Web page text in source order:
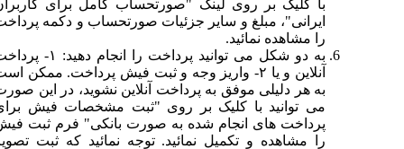
با کلیک بر روی لینک "صورتحساب کامل برای کاربران
ایرانی"، مبلغ و سایر جزئیات صورتحساب و دکمه پرداخت
را مشاهده نمائید.
به دو شکل می توانید پرداخت را انجام دهید: ۱- پرداخت
آنلاین و یا ۲- واریز وجه و ثبت فیش پرداخت. ممکن است
به هر دلیلی موفق به پرداخت آنلاین نشوید، در این صورت
می توانید با کلیک بر روی "ثبت مشخصات فیش برای
پرداخت های انجام شده به صورت بانکی" فرم ثبت فیش
را مشاهده و تکمیل نمائید. توجه نمائید که ثبت تصویر